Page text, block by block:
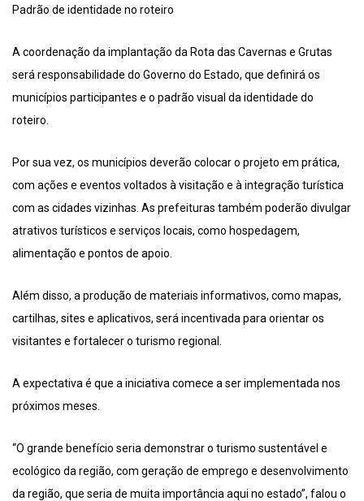
Padrão de identidade no roteiro
A coordenação da implantação da Rota das Cavernas e Grutas
será responsabilidade do Governo do Estado, que definirá os
municípios participantes e o padrão visual da identidade do
roteiro.
Por sua vez, os municípios deverão colocar o projeto em prática,
com ações e eventos voltados à visitação e à integração turística
com as cidades vizinhas. As prefeituras também poderão divulgar
atrativos turísticos e serviços locais, como hospedagem,
alimentação e pontos de apoio.
Além disso, a produção de materiais informativos, como mapas,
cartilhas, sites e aplicativos, será incentivada para orientar os
visitantes e fortalecer o turismo regional.
A expectativa é que a iniciativa comece a ser implementada nos
próximos meses.
“O grande benefício seria demonstrar o turismo sustentável e
ecológico da região, com geração de emprego e desenvolvimento
da região, que seria de muita importância aqui no estado”, falou o